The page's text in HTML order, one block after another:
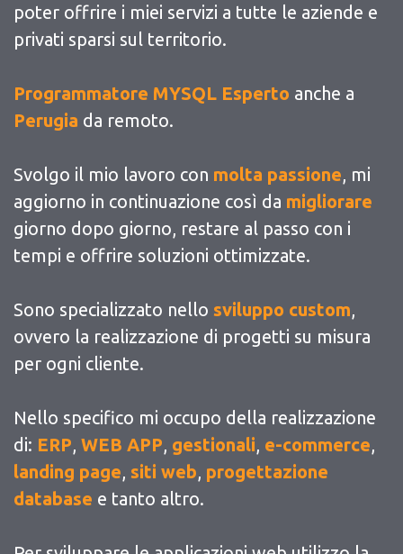
poter offrire i miei servizi a tutte le aziende e
privati sparsi sul territorio.
Programmatore MYSQL Esperto anche a
Perugia da remoto.
Svolgo il mio lavoro con molta passione, mi
aggiorno in continuazione così da migliorare
giorno dopo giorno, restare al passo con i
tempi e offrire soluzioni ottimizzate.
Sono specializzato nello sviluppo custom,
ovvero la realizzazione di progetti su misura
per ogni cliente.
Nello specifico mi occupo della realizzazione
di: ERP, WEB APP, gestionali, e-commerce,
landing page, siti web, progettazione
database e tanto altro.